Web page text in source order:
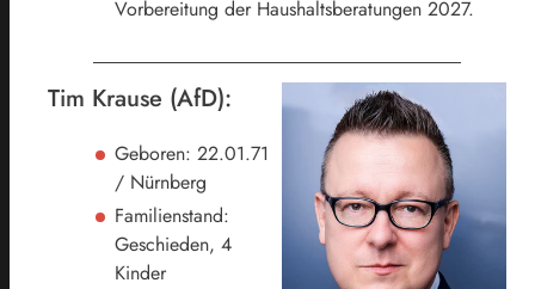
Vorbereitung der Haushaltsberatungen 2027.
Tim Krause (AfD):
Geboren: 22.01.71
/ Nürnberg
Familienstand:
Geschieden, 4
Kinder